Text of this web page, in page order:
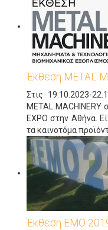
Έκθεση METAL
Στις 19.10.2023-
METAL MACHINERY
EXPO στην Αθήνα.
τα καινοτόμα
Έκθεση ΕΜΟ